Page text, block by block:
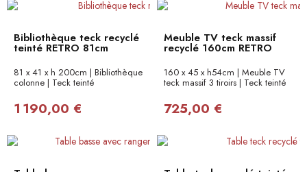
Bibliothèque teck recyclé
teinté RETRO 81cm
81 x 41 x h 200cm | Bibliothèque
colonne | Teck teinté
1 190,00 €
Meuble TV teck massif
recyclé 160cm RETRO
160 x 45 x h54cm | Meuble TV
teck massif 3 tiroirs | Teck teinté
725,00 €